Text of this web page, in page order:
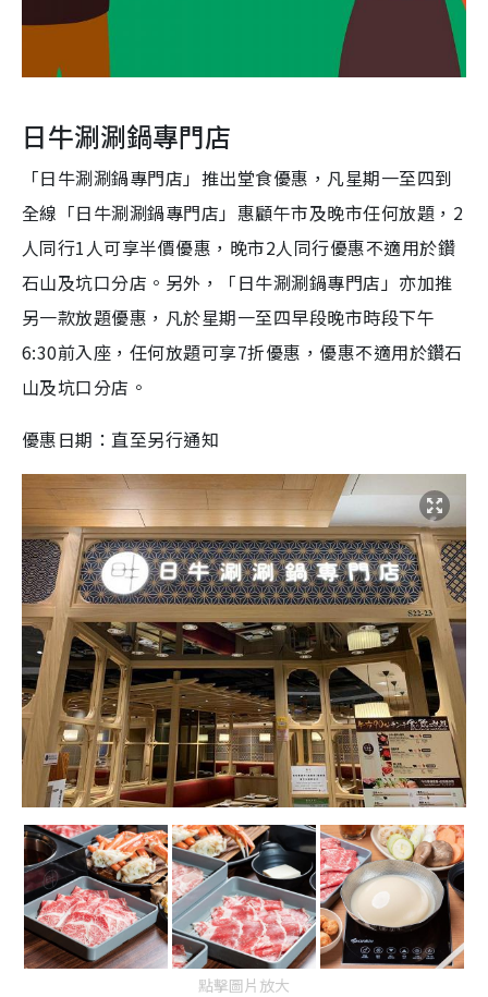
日牛涮涮鍋專門店
「日牛涮涮鍋專門店」推出堂食優惠，凡星期一至四到
全線「日牛涮涮鍋專門店」惠顧午市及晚市任何放題，2
人同行1人可享半價優惠，晚市2人同行優惠不適用於鑽
石山及坑口分店。另外，「日牛涮涮鍋專門店」亦加推
另一款放題優惠，凡於星期一至四早段晚市時段下午
6:30前入座，任何放題可享7折優惠，優惠不適用於鑽石
山及坑口分店。
優惠日期：直至另行通知
點擊圖片放大